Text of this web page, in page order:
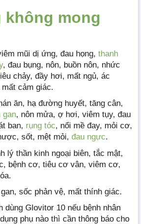
không mong
mũi dị ứng, đau họng, thanh
, đau bụng, nôn, buồn nôn, nhức
chảy, đầy hơi, mất ngủ, ác
cảm giác.
ăn, hạ đường huyết, tăng cân,
gan, nôn mửa, ợ hơi, viêm tụy, đau
ban, rụng tóc, nổi mề đay, mỏi cơ,
sốt, mệt mỏi, đau ngực.
lý thần kinh ngoại biên, tắc mật,
bệnh cơ, tiêu cơ vân, viêm cơ,
sốc phản vệ, mất thính giác.
dùng Glovitor 10 nếu bệnh nhân
phụ nào thì cần thông báo cho